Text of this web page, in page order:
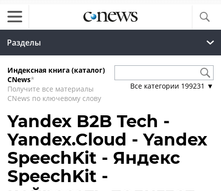
Разделы
Индексная книга (каталог)
CNews*
Получите все материалы
CNews по ключевому слову
Все категории 199231 ▼
Yandex B2B Tech -
Yandex.Cloud - Yandex
SpeechKit - Яндекс
SpeechKit -